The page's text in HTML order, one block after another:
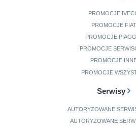
PROMOCJE
PROMOCJE FIAT
PROMOCJE
PROMOCJE
PROMOCJE
PROMOCJE
Serwisy
AUTORYZOWANE
AUTORYZOWANE